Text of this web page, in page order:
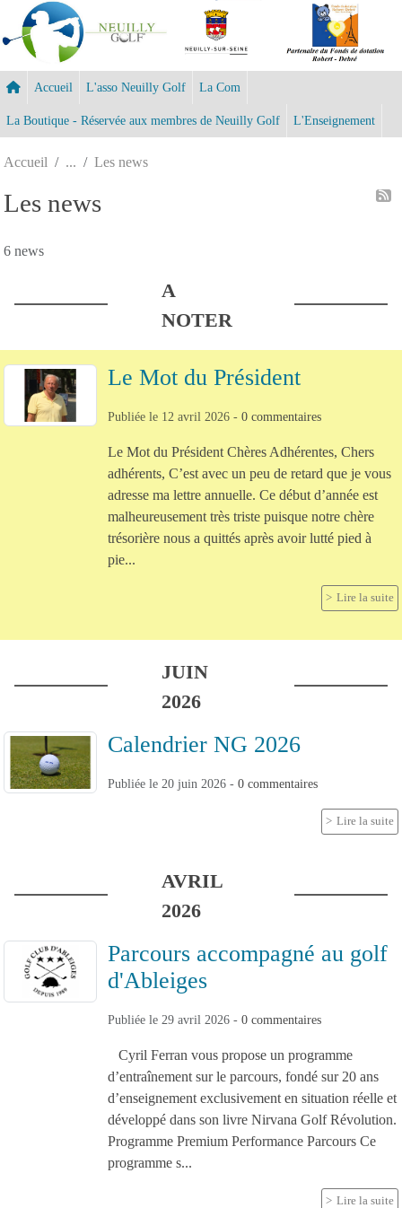
Accueil L'asso Neuilly Golf La Com
La Boutique - Réservée aux membres de Neuilly Golf L'Enseignement
Accueil Les news
Les news
6 news
A
NOTER
Le Mot du Président
Publiée le 12 avril 2026 - 0 commentaires
Le Mot du Président Chères Adhérentes, Chers
adhérents, C’est avec un peu de retard que je vous
adresse ma lettre annuelle. Ce début d’année est
malheureusement très triste puisque notre chère
trésorière nous a quittés après avoir lutté pied à
pie...
Lire la suite
JUIN
2026
Calendrier NG 2026
Publiée le 20 juin 2026 - 0 commentaires
Lire la suite
AVRIL
2026
Parcours accompagné au golf
d'Ableiges
Publiée le 29 avril 2026 - 0 commentaires
Cyril Ferran vous propose un programme
d’entraînement sur le parcours, fondé sur 20 ans
d’enseignement exclusivement en situation réelle et
développé dans son livre Nirvana Golf Révolution.
Programme Premium Performance Parcours Ce
programme s...
Lire la suite
Panneau de gestion des cookies